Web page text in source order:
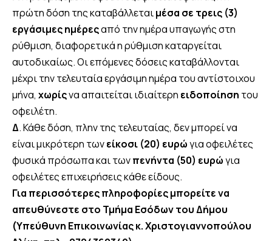
πρώτη δόση της καταβάλλεταιμέσα σε τρεις (3)
εργάσιμες ημέρεςαπό την ημέρα υπαγωγής στη
ρύθμιση, διαφορετικά η ρύθμιση καταργείται
αυτοδικαίως. Οι επόμενες δόσεις καταβάλλονται
μέχρι την τελευταία εργάσιμη ημέρα του αντίστοιχου
μήνα, χωρίςνα απαιτείται ιδιαίτερη ειδοποίηση του
οφειλέτη.
Δ. Κάθε δόση, πλην της τελευταίας, δεν μπορεί να
είναι μικρότερη τωνείκοσι (20) ευρώγια οφειλέτες
φυσικά πρόσωπα και τωνπενήντα (50) ευρώγια
οφειλέτες επιχειρήσεις κάθε είδους.
Για περισσότερες πληροφορίες μπορείτε να
απευθύνεστε στο Τμήμα Εσόδων του Δήμου
(Υπεύθυνη Επικοινωνίας κ. Χριστογιαννοπούλου